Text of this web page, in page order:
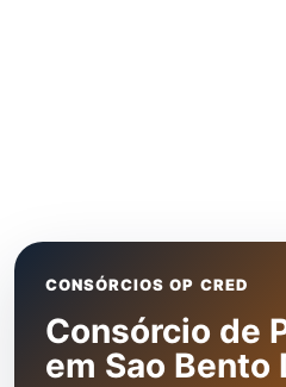
CONSÓRCIOS OP CRED
Consórcio de
em Sao Bento